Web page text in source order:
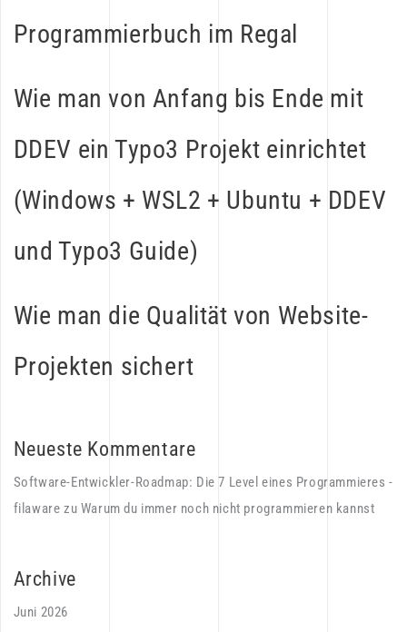
Programmierbuch im Regal
Wie man von Anfang bis Ende mit
DDEV ein Typo3 Projekt einrichtet
(Windows + WSL2 + Ubuntu + DDEV
und Typo3 Guide)
Wie man die Qualität von Website-
Projekten sichert
Neueste Kommentare
Software-Entwickler-Roadmap: Die 7 Level eines Programmieres -
filaware zu Warum du immer noch nicht programmieren kannst
Archive
Juni 2026